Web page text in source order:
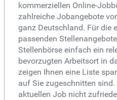
kommerziellen Online-
zahlreiche Jobangebote
ganz Deutschland. Für die
passenden
Stellenbörse einfach ein
bevorzugten Arbeitsort in
zeigen Ihnen eine Liste
auf Sie zugeschnitten
aktuellen Job nicht